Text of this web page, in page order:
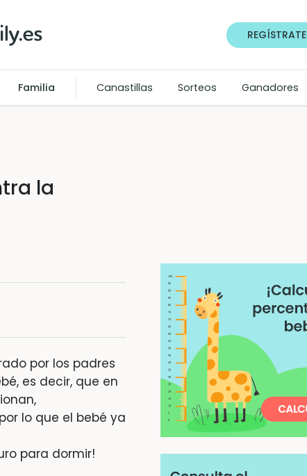
REGÍSTRATE
Familia Canastillas Sorteos Ganadores
la
por los padres
es decir, que en
lo que el bebé ya
para dormir!